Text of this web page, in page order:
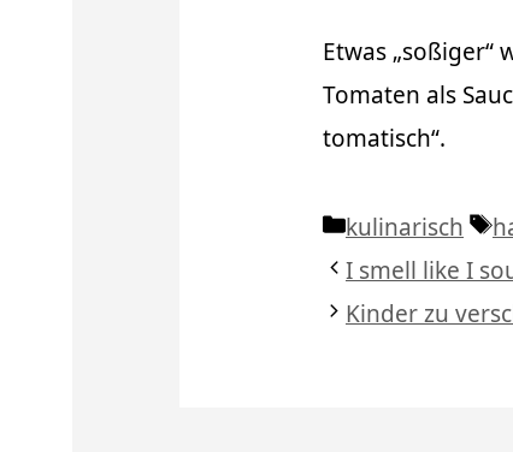
Etwas
Tomaten als
tomatisch“.
Kategorien
kulinarisch
I smell like I
Kinder zu